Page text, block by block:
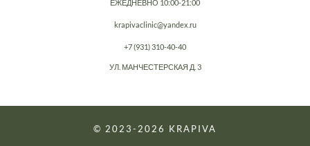
ЕЖЕДНЕВНО 10:00-21:00
krapivaclinic@yandex.ru
+7 (931) 310-40-40
УЛ. МАНЧЕСТЕРСКАЯ Д. 3
© 2023-2026 KRAPIVA